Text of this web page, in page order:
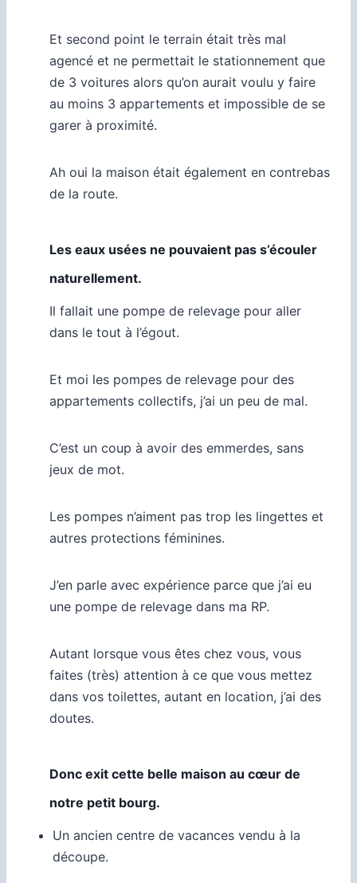
Et second point le terrain était très mal
agencé et ne permettait le stationnement que
de 3 voitures alors qu’on aurait voulu y faire
au moins 3 appartements et impossible de se
garer à proximité.
Ah oui la maison était également en contrebas
de la route.
Les eaux usées ne pouvaient pas s’écouler
naturellement.
Il fallait une pompe de relevage pour aller
dans le tout à l’égout.
Et moi les pompes de relevage pour des
appartements collectifs, j’ai un peu de mal.
C’est un coup à avoir des emmerdes, sans
jeux de mot.
Les pompes n’aiment pas trop les lingettes et
autres protections féminines.
J’en parle avec expérience parce que j’ai eu
une pompe de relevage dans ma RP.
Autant lorsque vous êtes chez vous, vous
faites (très) attention à ce que vous mettez
dans vos toilettes, autant en location, j’ai des
doutes.
Donc exit cette belle maison au cœur de
notre petit bourg.
Un ancien centre de vacances vendu à la
découpe.